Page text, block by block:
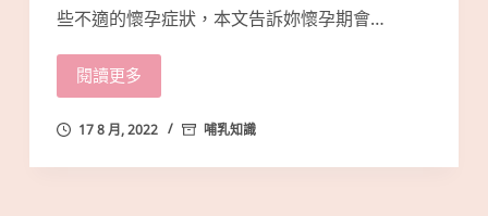
些不適的懷孕症狀，本文告訴妳懷孕期會…
閱讀更多
17 8 月, 2022 哺乳知識